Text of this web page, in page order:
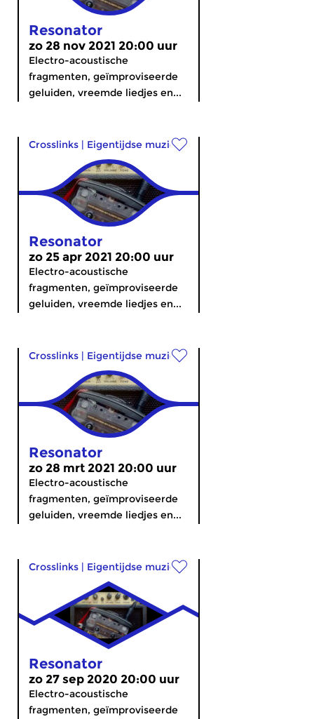
Resonator
zo 28 nov 2021 20:00 uur
Electro-acoustische
fragmenten, geïmproviseerde
geluiden, vreemde liedjes en...
Crosslinks | Eigentijdse muziek
Resonator
zo 25 apr 2021 20:00 uur
Electro-acoustische
fragmenten, geïmproviseerde
geluiden, vreemde liedjes en...
Crosslinks | Eigentijdse muziek
Resonator
zo 28 mrt 2021 20:00 uur
Electro-acoustische
fragmenten, geïmproviseerde
geluiden, vreemde liedjes en...
Crosslinks | Eigentijdse muziek
Resonator
zo 27 sep 2020 20:00 uur
Electro-acoustische
fragmenten, geïmproviseerde